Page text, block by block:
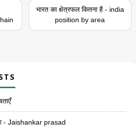
भारत का क्षेत्रफल कितना है - india
position by area
- Jaishankar prasad